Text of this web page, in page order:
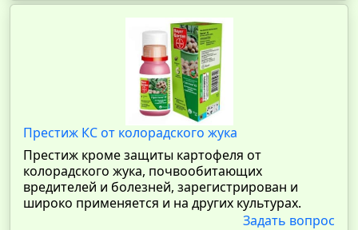
Престиж КС от колорадского жука
Престиж кроме защиты картофеля от
колорадского жука, почвообитающих
вредителей и болезней, зарегистрирован и
широко применяется и на других культурах.
Задать вопрос